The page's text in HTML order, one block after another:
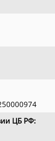
ЦБ РФ: